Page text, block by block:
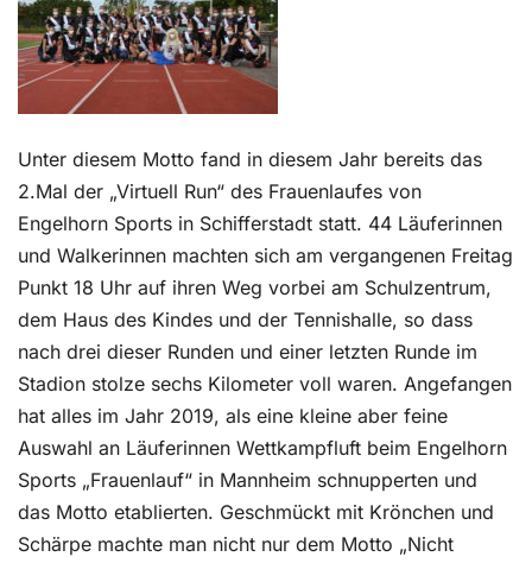
Unter diesem Motto fand in diesem Jahr bereits das
2.Mal der „Virtuell Run“ des Frauenlaufes von
Engelhorn Sports in Schifferstadt statt. 44 Läuferinnen
und Walkerinnen machten sich am vergangenen Freitag
Punkt 18 Uhr auf ihren Weg vorbei am Schulzentrum,
dem Haus des Kindes und der Tennishalle, so dass
nach drei dieser Runden und einer letzten Runde im
Stadion stolze sechs Kilometer voll waren. Angefangen
hat alles im Jahr 2019, als eine kleine aber feine
Auswahl an Läuferinnen Wettkampfluft beim Engelhorn
Sports „Frauenlauf“ in Mannheim schnupperten und
das Motto etablierten. Geschmückt mit Krönchen und
Schärpe machte man nicht nur dem Motto „Nicht